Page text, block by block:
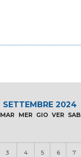
SETTEMBRE 2024
MAR MER GIO VER SAB
3 4 5 6 7